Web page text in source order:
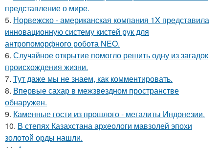
представление о мире.
5. Норвежско - американская компания 1X представила
инновационную систему кистей рук для
антропоморфного робота NEO.
6. Случайное открытие помогло решить одну из загадок
происхождения жизни.
7. Тут даже мы не знаем, как комментировать.
8. Впервые сахар в межзвездном пространстве
обнаружен.
9. Каменные гости из прошлого - мегалиты Индонезии.
10. В степях Казахстана археологи мавзолей эпохи
золотой орды нашли.